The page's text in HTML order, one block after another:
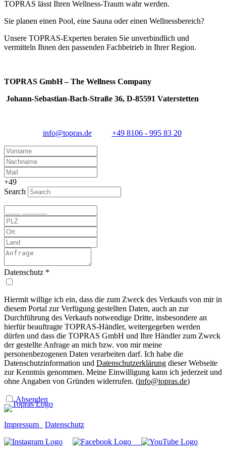
Im Rahmen einer individuellen Beratung wird geprüft, welche
Pool darstellt.
TOPRAS lässt Ihren Wellness-Traum wahr werden.
Sie planen einen Pool, eine Sauna oder einen Wellnessbereich?
Unsere TOPRAS-Experten beraten Sie unverbindlich und
vermitteln Ihnen den passenden Fachbetrieb in Ihrer Region.
TOPRAS GmbH – The Wellness Company
Johann-Sebastian-Bach-Straße 36, D-85591 Vaterstetten
info@topras.de +49 8106 - 995 83 20
+49
Search
Datenschutz *
Hiermit willige ich ein, dass die zum Zweck des Verkaufs von mir in
diesem Portal zur Verfügung gestellten Daten, auch an zur
Durchführung des Verkaufs notwendige Dritte, insbesondere an
hierfür beauftragte TOPRAS-Händler, weitergegeben werden
dürfen und dass die TOPRAS GmbH und Ihre Händler zum Zweck
der gestellte Anfrage an mich bzw. von mir meine
personenbezogenen Daten verarbeiten darf. Ich habe die
Datenschutzinformation und Datenschutzerklärung dieser Webseite
zur Kenntnis genommen. Meine Einwilligung kann ich jederzeit und
ohne Angaben von Gründen widerrufen. (info@topras.de)
Absenden
Impressum Datenschutz